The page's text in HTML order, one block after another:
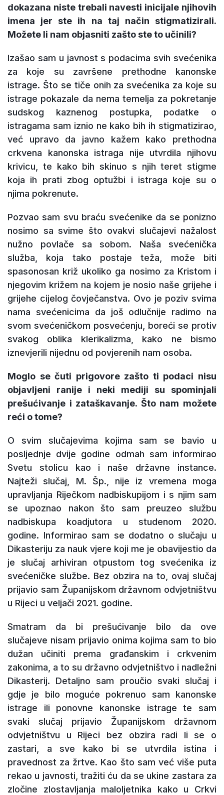
dokazana niste trebali navesti inicijale njihovih
imena jer ste ih na taj način stigmatizirali.
Možete li nam objasniti zašto ste to učinili?
Izašao sam u javnost s podacima svih svećenika
za koje su završene prethodne kanonske
istrage. Što se tiče onih za svećenika za koje su
istrage pokazale da nema temelja za pokretanje
sudskog kaznenog postupka, podatke o
istragama sam iznio ne kako bih ih stigmatizirao,
već upravo da javno kažem kako prethodna
crkvena kanonska istraga nije utvrdila njihovu
krivicu, te kako bih skinuo s njih teret stigme
koja ih prati zbog optužbi i istraga koje su o
njima pokrenute.
Pozvao sam svu braću svećenike da se ponizno
nosimo sa svime što ovakvi slučajevi nažalost
nužno povlače sa sobom. Naša svećenička
služba, koja tako postaje teža, može biti
spasonosan križ ukoliko ga nosimo za Kristom i
njegovim križem na kojem je nosio naše grijehe i
grijehe cijelog čovječanstva. Ovo je poziv svima
nama svećenicima da još odlučnije radimo na
svom svećeničkom posvećenju, boreći se protiv
svakog oblika klerikalizma, kako ne bismo
iznevjerili nijednu od povjerenih nam osoba.
Moglo se čuti prigovore zašto ti podaci nisu
objavljeni ranije i neki mediji su spominjali
prešućivanje i zataškavanje. Što nam možete
reći o tome?
O svim slučajevima kojima sam se bavio u
posljednje dvije godine odmah sam informirao
Svetu stolicu kao i naše državne instance.
Najteži slučaj, M. Šp., nije iz vremena moga
upravljanja Riječkom nadbiskupijom i s njim sam
se upoznao nakon što sam preuzeo službu
nadbiskupa koadjutora u studenom 2020.
godine. Informirao sam se dodatno o slučaju u
Dikasteriju za nauk vjere koji me je obavijestio da
je slučaj arhiviran otpustom tog svećenika iz
svećeničke službe. Bez obzira na to, ovaj slučaj
prijavio sam Županijskom državnom odvjetništvu
u Rijeci u veljači 2021. godine.
Smatram da bi prešućivanje bilo da ove
slučajeve nisam prijavio onima kojima sam to bio
dužan učiniti prema građanskim i crkvenim
zakonima, a to su državno odvjetništvo i nadležni
Dikasterij. Detaljno sam proučio svaki slučaj i
gdje je bilo moguće pokrenuo sam kanonske
istrage ili ponovne kanonske istrage te sam
svaki slučaj prijavio Županijskom državnom
odvjetništvu u Rijeci bez obzira radi li se o
zastari, a sve kako bi se utvrdila istina i
pravednost za žrtve. Kao što sam već više puta
rekao u javnosti, tražiti ću da se ukine zastara za
zločine zlostavljanja maloljetnika kako u Crkvi